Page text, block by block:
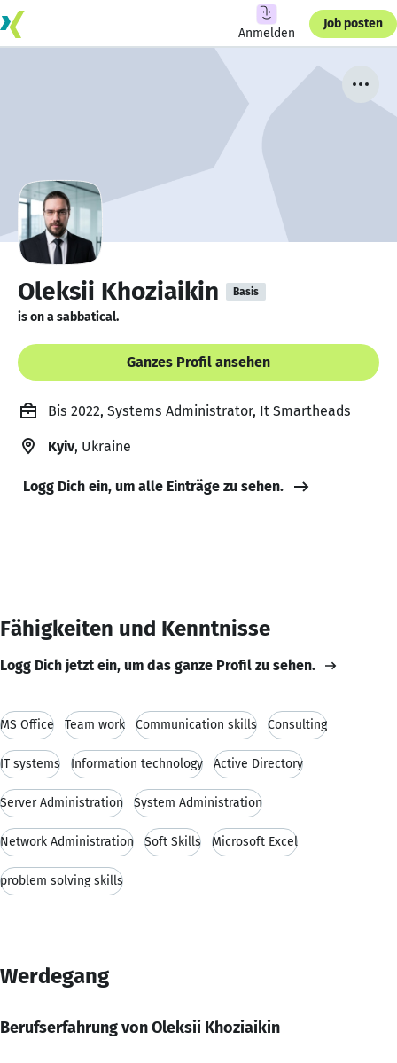
Anmelden
Job posten
Oleksii Khoziaikin Basis
is on a sabbatical.
Ganzes Profil ansehen
Bis 2022, Systems Administrator, It Smartheads
Kyiv, Ukraine
Logg Dich ein, um alle Einträge zu sehen.
Fähigkeiten und Kenntnisse
Logg Dich jetzt ein, um das ganze Profil zu sehen.
MS Office Team work Communication skills Consulting
IT systems Information technology Active Directory
Server Administration System Administration
Network Administration Soft Skills Microsoft Excel
problem solving skills
Werdegang
Berufserfahrung von Oleksii Khoziaikin